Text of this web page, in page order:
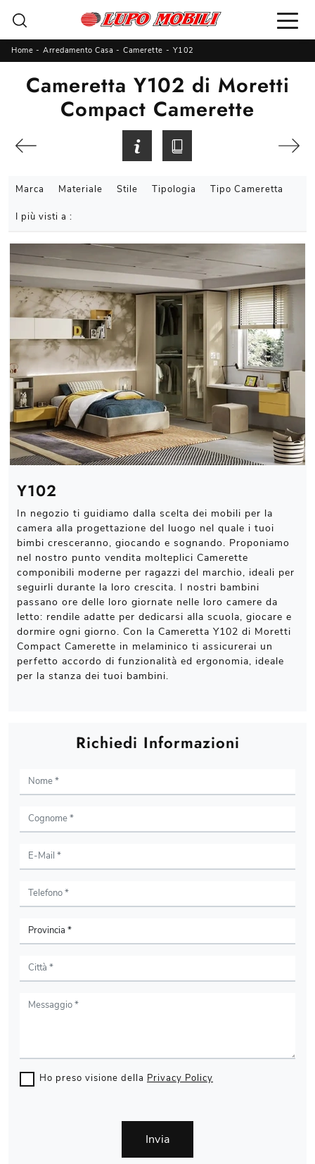
Home - Arredamento Casa - Camerette - Y102
Cameretta Y102 di Moretti
Compact Camerette
Marca Materiale Stile Tipologia Tipo Cameretta
I più visti a :
Y102
In negozio ti guidiamo dalla scelta dei mobili per la
camera alla progettazione del luogo nel quale i tuoi
bimbi cresceranno, giocando e sognando. Proponiamo
nel nostro punto vendita molteplici Camerette
componibili moderne per ragazzi del marchio, ideali per
seguirli durante la loro crescita. I nostri bambini
passano ore delle loro giornate nelle loro camere da
letto: rendile adatte per dedicarsi alla scuola, giocare e
dormire ogni giorno. Con la Cameretta Y102 di Moretti
Compact Camerette in melaminico ti assicurerai un
perfetto accordo di funzionalità ed ergonomia, ideale
per la stanza dei tuoi bambini.
Richiedi Informazioni
Ho preso visione della Privacy Policy
Invia